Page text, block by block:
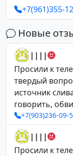
+7(961)355-
Новые
||||
Просили к
твердый
источник
говорить,
+7(903)236-09-
||||
Просили к